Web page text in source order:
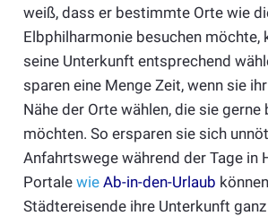
weiß, dass er bestimmte Orte wie
Elbphilharmonie besuchen möchte,
seine Unterkunft entsprechend
sparen eine Menge Zeit, wenn sie
Nähe der Orte wählen, die sie gerne
möchten. So ersparen sie sich
Anfahrtswege während der Tage in
Portale wie Ab-in-den-Urlaub
Städtereisende ihre Unterkunft